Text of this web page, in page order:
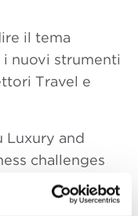
il tema
nuovi strumenti
Travel e
Luxury and
challenges
400 anni di